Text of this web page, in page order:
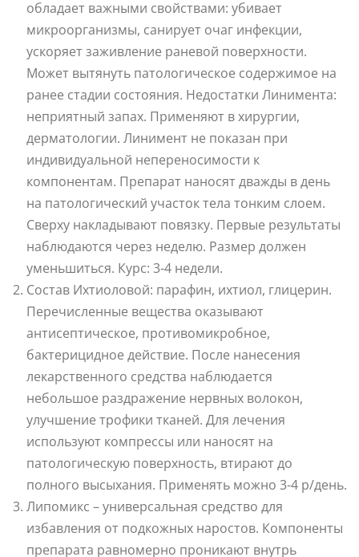
обладает важными свойствами: убивает
микроорганизмы, санирует очаг инфекции,
ускоряет заживление раневой поверхности.
Может вытянуть патологическое содержимое на
ранее стадии состояния. Недостатки Линимента:
неприятный запах. Применяют в хирургии,
дерматологии. Линимент не показан при
индивидуальной непереносимости к
компонентам. Препарат наносят дважды в день
на патологический участок тела тонким слоем.
Сверху накладывают повязку. Первые результаты
наблюдаются через неделю. Размер должен
уменьшиться. Курс: 3-4 недели.
Состав Ихтиоловой: парафин, ихтиол, глицерин.
Перечисленные вещества оказывают
антисептическое, противомикробное,
бактерицидное действие. После нанесения
лекарственного средства наблюдается
небольшое раздражение нервных волокон,
улучшение трофики тканей. Для лечения
используют компрессы или наносят на
патологическую поверхность, втирают до
полного высыхания. Применять можно 3-4 р/день.
Липомикс – универсальная средство для
избавления от подкожных наростов. Компоненты
препарата равномерно проникают внутрь